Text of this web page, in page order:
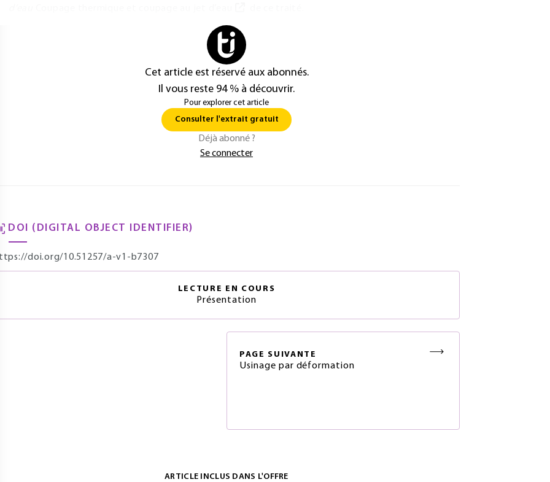
Cet article est réservé aux abonnés.
Il vous reste 94 % à découvrir.
Pour explorer cet article
Consulter l'extrait gratuit
Déjà abonné ?
Se connecter
DOI (DIGITAL OBJECT IDENTIFIER)
doi.org/10.51257/a-v1-b7307
LECTURE EN COURS
Présentation
PAGE SUIVANTE
Usinage par déformation
ARTICLE INCLUS DANS L'OFFRE